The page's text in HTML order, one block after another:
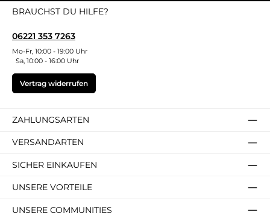
BRAUCHST DU HILFE?
06221 353 7263
Mo-Fr, 10:00 - 19:00 Uhr
Sa, 10:00 - 16:00 Uhr
Vertrag widerrufen
ZAHLUNGSARTEN
VERSANDARTEN
SICHER EINKAUFEN
UNSERE VORTEILE
UNSERE COMMUNITIES